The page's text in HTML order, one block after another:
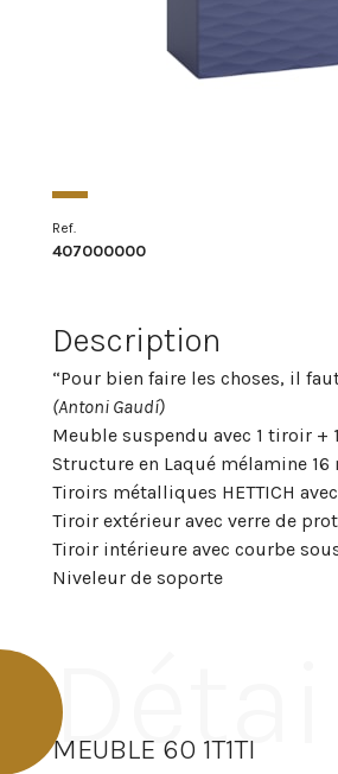
Ref.
407000000
Description
“Pour bien faire les choses, il
(Antoni Gaudí)
Meuble suspendu avec 1 tiroir
Structure en Laqué mélamine 16
Tiroirs métalliques HETTICH
Tiroir extérieur avec verre de
Tiroir intérieure avec courbe
Niveleur de soporte
MEUBLE 60 1T1TI